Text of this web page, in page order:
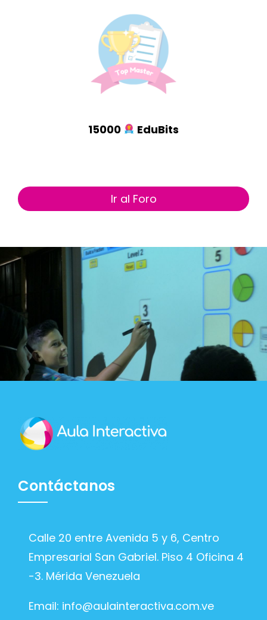
15000 EduBits
Ir al Foro
Contáctanos
Calle 20 entre Avenida 5 y 6, Centro
Empresarial San Gabriel. Piso 4 Oficina 4
-3. Mérida Venezuela
Email: info@aulainteractiva.com.ve